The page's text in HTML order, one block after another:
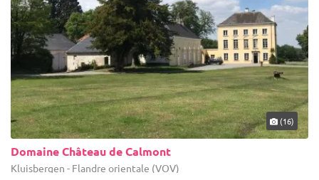
(16)
Domaine Château de Calmont
Kluisbergen - Flandre orientale (VOV)